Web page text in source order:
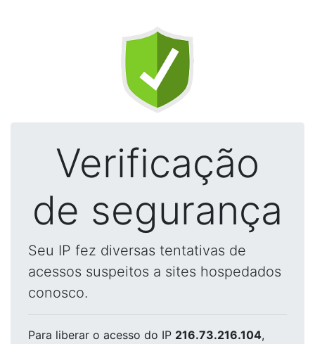
Verificação
de segurança
Seu IP fez diversas tentativas de
acessos suspeitos a sites hospedados
conosco.
Para liberar o acesso do IP 216.73.216.104,